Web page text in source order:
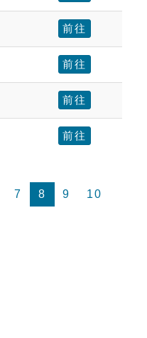
前往
前往
前往
前往
7 8 9
10